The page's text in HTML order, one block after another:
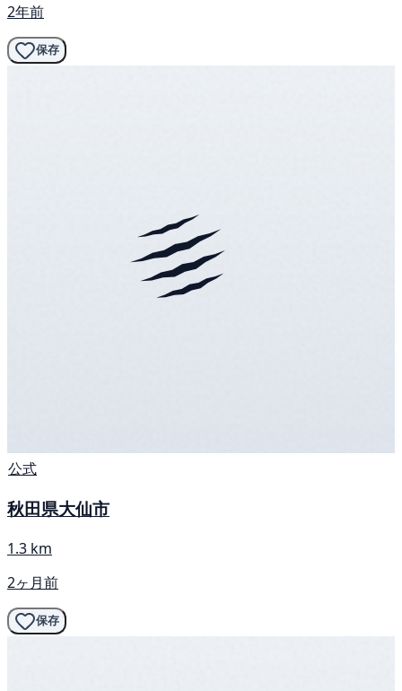
2年前
保存
公式
秋田県大仙市
1.3 km
2ヶ月前
保存